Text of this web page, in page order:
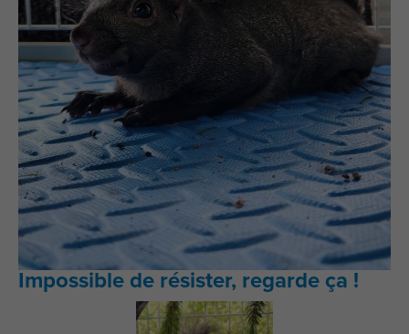
Impossible de résister, regarde ça !